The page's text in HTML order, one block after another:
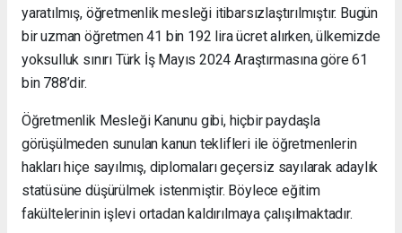
yaratılmış, öğretmenlik mesleği itibarsızlaştırılmıştır. Bugün
bir uzman öğretmen 41 bin 192 lira ücret alırken, ülkemizde
yoksulluk sınırı Türk İş Mayıs 2024 Araştırmasına göre 61
bin 788’dir.
Öğretmenlik Mesleği Kanunu gibi, hiçbir paydaşla
görüşülmeden sunulan kanun teklifleri ile öğretmenlerin
hakları hiçe sayılmış, diplomaları geçersiz sayılarak adaylık
statüsüne düşürülmek istenmiştir. Böylece eğitim
fakültelerinin işlevi ortadan kaldırılmaya çalışılmaktadır.